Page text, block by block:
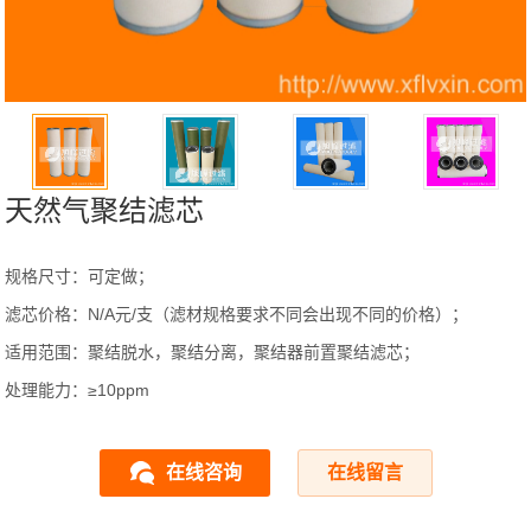
天然气聚结滤芯
规格尺寸：可定做；
滤芯价格：N/A元/支（滤材规格要求不同会出现不同的价格）；
适用范围：聚结脱水，聚结分离，聚结器前置聚结滤芯；
处理能力：≥10ppm
在线咨询 在线留言